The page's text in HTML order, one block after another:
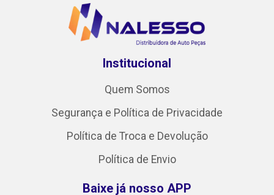
Institucional
Quem Somos
Segurança e Política de Privacidade
Política de Troca e Devolução
Política de Envio
Baixe já nosso APP